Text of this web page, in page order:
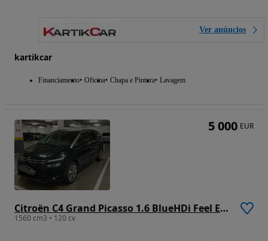
Ver anúncios
kartikcar
Financiamento Oficina Chapa e Pintura Lavagem
Citroën C4 Grand Picasso 1.6 BlueHDi Feel EAT6
1560 cm3 • 120 cv
5 000 EUR